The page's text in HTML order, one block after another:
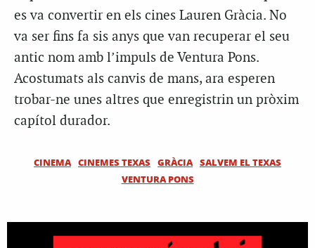
es va convertir en els cines Lauren Gràcia. No
va ser fins fa sis anys que van recuperar el seu
antic nom amb l’impuls de Ventura Pons.
Acostumats als canvis de mans, ara esperen
trobar-ne unes altres que enregistrin un pròxim
capítol durador.
CINEMA CINEMES TEXAS GRÀCIA SALVEM EL TEXAS
VENTURA PONS